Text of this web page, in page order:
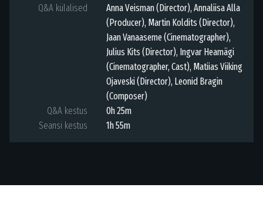
Q&A külalised
Anna Veisman (Director), Annaliisa Alla
(Producer), Martin Koldits (Director),
Jaan Vanaaseme (Cinematographer),
Julius Kits (Director), Ingvar Heamägi
(Cinematographer, Cast), Matiias Viiking
Ojaveski (Director), Leonid Bragin
(Composer)
Q&A kestus
0h 25m
Seansi kestus
1h 55m